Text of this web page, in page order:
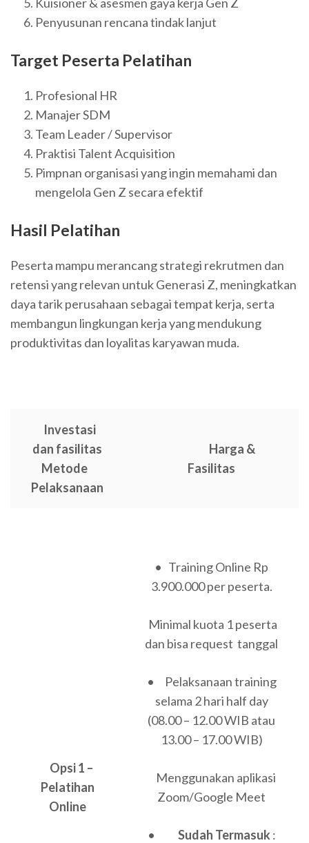
Penyusunan rencana tindak lanjut
Target Peserta Pelatihan
Profesional HR
Manajer SDM
Team Leader / Supervisor
Praktisi Talent Acquisition
Pimpnan organisasi yang ingin memahami dan
mengelola Gen Z secara efektif
Hasil Pelatihan
Peserta mampu merancang strategi rekrutmen dan
retensi yang relevan untuk Generasi Z, meningkatkan
daya tarik perusahaan sebagai tempat kerja, serta
membangun lingkungan kerja yang mendukung
produktivitas dan loyalitas karyawan muda.
Investasi
dan fasilitas
Metode
Pelaksanaan
Harga &
Fasilitas
Opsi 1 –
Pelatihan
Online
• Training Online Rp
3.900.000 per peserta.
Minimal kuota 1 peserta
dan bisa request tanggal
• Pelaksanaan training
selama 2 hari half day
(08.00 – 12.00 WIB atau
13.00 – 17.00 WIB)
Menggunakan aplikasi
Zoom/Google Meet
• Sudah Termasuk :